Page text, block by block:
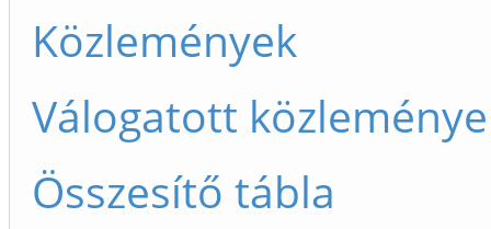
Közlemények
Válogatott
Összesítő tábla